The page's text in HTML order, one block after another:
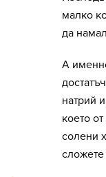
малко
да
А
натрий
което
солени